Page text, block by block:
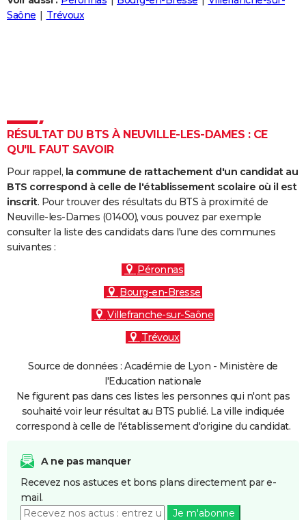
Destinations
City break
Voyage nature
Voyage de noces
Forum
Climat
+
PHOTO
Carte de Noël
Carte Bonne année
Carte Saint-Valentin
Carte Pâques
Carte d'anniversaire
DICTIONNAIRE
Dictionnaire
Biographies
Citations
Expressions
Proverbes
PROGRAMME TV
COPAINS D'AVANT
S'inscrire
Se connecter
Lycées
Collèges
Primaires
Universités
Entreprises
Service militaire
Avis de recherche
AVIS DE DÉCÈS
FORUM
Saône
Trévoux
RÉSULTAT DU BTS À NEUVILLE-LES-DAMES : CE
QU'IL FAUT SAVOIR
Pour rappel, la commune de rattachement d'un candidat au
BTS correspond à celle de l'établissement scolaire où il est
inscrit. Pour trouver des résultats du BTS à proximité de
Neuville-les-Dames (01400), vous pouvez par exemple
consulter la liste des candidats dans l'une des communes
suivantes :
Péronnas
Bourg-en-Bresse
Villefranche-sur-Saône
Trévoux
Source de données : Académie de Lyon - Ministère de
l'Education nationale
Ne figurent pas dans ces listes les personnes qui n'ont pas
souhaité voir leur résultat au BTS publié. La ville indiquée
correspond à celle de l'établissement d'origine du candidat.
A ne pas manquer
Recevez nos astuces et bons plans directement par e-
mail.
Je m'abonne